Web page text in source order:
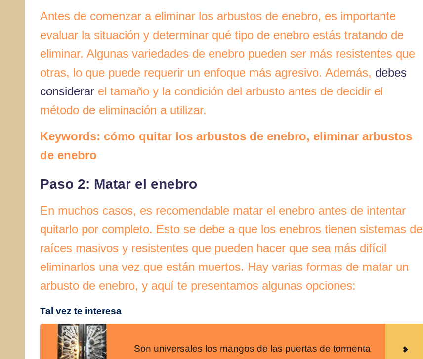
Antes de comenzar a eliminar los arbustos de enebro, es importante
evaluar la situación y determinar qué tipo de enebro estás tratando de
eliminar. Algunas variedades de enebro pueden ser más resistentes que
otras, lo que puede requerir un enfoque más agresivo. Además, debes
considerar el tamaño y la condición del arbusto antes de decidir el
método de eliminación a utilizar.
Keywords: cómo quitar los arbustos de enebro, eliminar arbustos
de enebro
Paso 2: Matar el enebro
En muchos casos, es recomendable matar el enebro antes de intentar
quitarlo por completo. Esto se debe a que los enebros tienen sistemas de
raíces masivos y resistentes que pueden hacer que sea más difícil
eliminarlos una vez que están muertos. Hay varias formas de matar un
arbusto de enebro, y aquí te presentamos algunas opciones:
Tal vez te interesa
Son universales los mangos de las puertas de tormenta